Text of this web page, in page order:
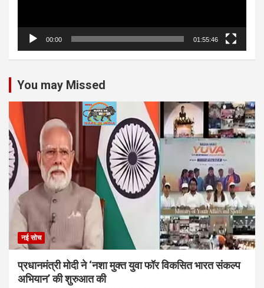
00:00 01:55:46
You may Missed
नई सोच
प्रधानमंत्री मोदी ने ‘नशा मुक्त युवा फॉर विकसित भारत संकल्प
अभियान’ की शुरुआत की